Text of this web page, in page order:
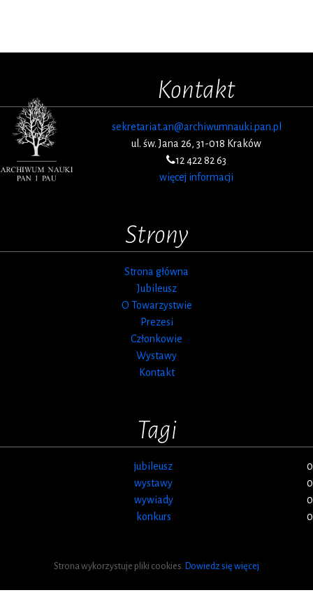
Kontakt
sekretariat.an@archiwumnauki.pan.pl
ul. św. Jana 26, 31-018 Kraków
12 422 82 63
więcej informacji
Strony
Strona główna
Jubileusz
O Towarzystwie
Prezesi
Członkowie
Wystawy
Kontakt
Tagi
jubileusz
0
wystawy
0
wywiady
0
konkurs
0
Strona wykorzystuje pliki cookies. Dowiedz się więcej